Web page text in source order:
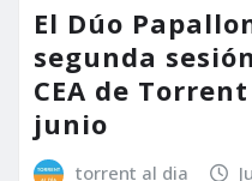
El Dúo
segunda
CEA de
junio
torrent al dia